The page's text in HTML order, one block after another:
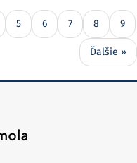
5 6 7 8 9
Ďalšie »